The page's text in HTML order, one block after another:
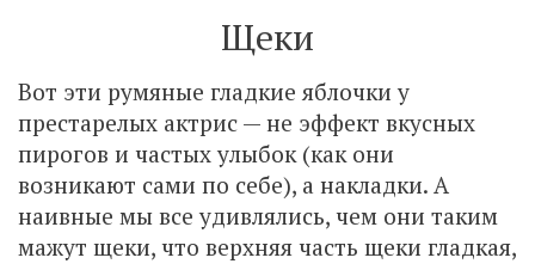
Щеки
Вот эти румяные гладкие яблочки у
престарелых актрис — не эффект вкусных
пирогов и частых улыбок (как они
возникают сами по себе), а накладки. А
наивные мы все удивлялись, чем они таким
мажут щеки, что верхняя часть щеки гладкая,